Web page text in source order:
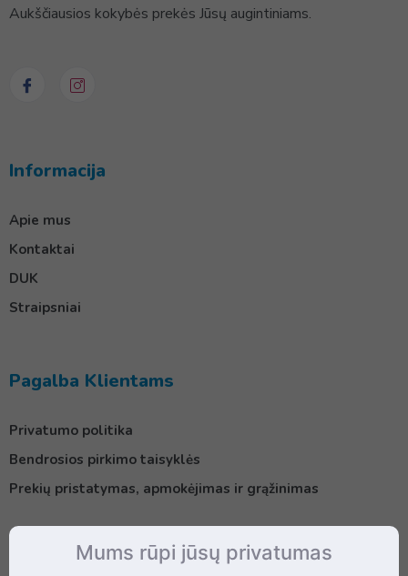
Aukščiausios kokybės prekės Jūsų augintiniams.
Informacija
Apie mus
Kontaktai
DUK
Straipsniai
Pagalba Klientams
Privatumo politika
Bendrosios pirkimo taisyklės
Prekių pristatymas, apmokėjimas ir grąžinimas
KontaktaiMums rūpi jūsų privatumas